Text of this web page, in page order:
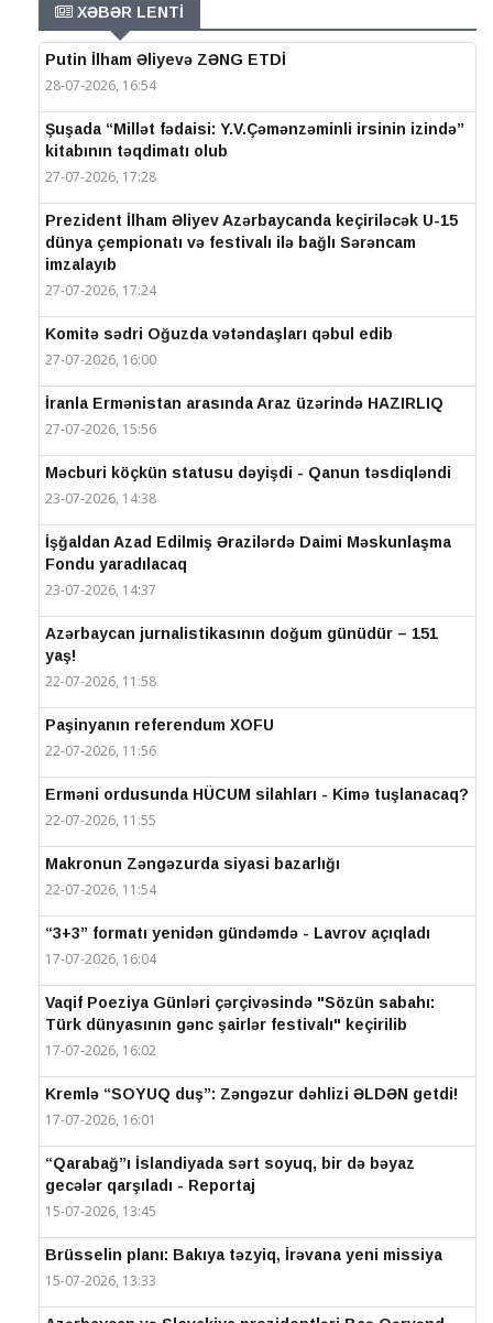
XƏBƏR LENTİ
Putin İlham Əliyevə ZƏNG ETDİ
28-07-2026, 16:54
Şuşada “Millət fədaisi: Y.V.Çəmənzəminli irsinin izində”
kitabının təqdimatı olub
27-07-2026, 17:28
Prezident İlham Əliyev Azərbaycanda keçiriləcək U-15
dünya çempionatı və festivalı ilə bağlı Sərəncam
imzalayıb
27-07-2026, 17:24
Komitə sədri Oğuzda vətəndaşları qəbul edib
27-07-2026, 16:00
İranla Ermənistan arasında Araz üzərində HAZIRLIQ
27-07-2026, 15:56
Məcburi köçkün statusu dəyişdi - Qanun təsdiqləndi
23-07-2026, 14:38
İşğaldan Azad Edilmiş Ərazilərdə Daimi Məskunlaşma
Fondu yaradılacaq
23-07-2026, 14:37
Azərbaycan jurnalistikasının doğum günüdür – 151
yaş!
22-07-2026, 11:58
Paşinyanın referendum XOFU
22-07-2026, 11:56
Erməni ordusunda HÜCUM silahları - Kimə tuşlanacaq?
22-07-2026, 11:55
Makronun Zəngəzurda siyasi bazarlığı
22-07-2026, 11:54
“3+3” formatı yenidən gündəmdə - Lavrov açıqladı
17-07-2026, 16:04
Vaqif Poeziya Günləri çərçivəsində "Sözün sabahı:
Türk dünyasının gənc şairlər festivalı" keçirilib
17-07-2026, 16:02
Kremlə “SOYUQ duş”: Zəngəzur dəhlizi ƏLDƏN getdi!
17-07-2026, 16:01
“Qarabağ”ı İslandiyada sərt soyuq, bir də bəyaz
gecələr qarşıladı - Reportaj
15-07-2026, 13:45
Brüsselin planı: Bakıya təzyiq, İrəvana yeni missiya
15-07-2026, 13:33